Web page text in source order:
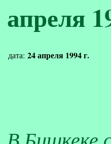
апреля
дата: 24 апреля 1994 г.